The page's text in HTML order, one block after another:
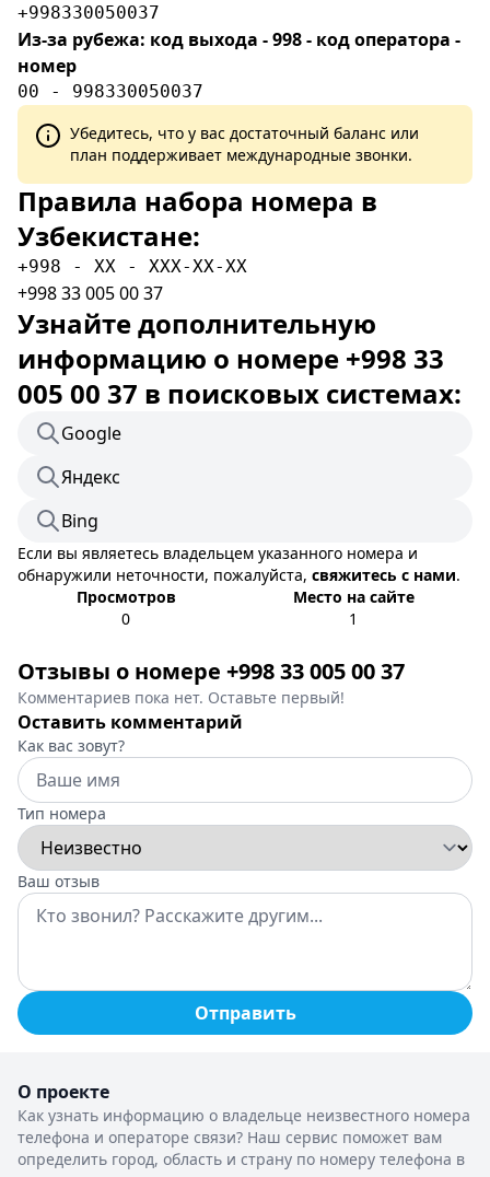
+998330050037
Из-за рубежа: код выхода - 998 - код оператора -
номер
00 - 998330050037
Убедитесь, что у вас достаточный баланс или
план поддерживает международные звонки.
Правила набора номера в
Узбекистане:
+998 - XX - XXX-XX-XX
+998 33 005 00 37
Узнайте дополнительную
информацию о номере +998 33
005 00 37 в поисковых системах:
Google
Яндекс
Bing
Если вы являетесь владельцем указанного номера и
обнаружили неточности, пожалуйста, свяжитесь с нами.
Просмотров
0
Место на сайте
1
Отзывы о номере +998 33 005 00 37
Комментариев пока нет. Оставьте первый!
Оставить комментарий
Как вас зовут?
Тип номера
Ваш отзыв
Отправить
О проекте
Как узнать информацию о владельце неизвестного номера
телефона и операторе связи? Наш сервис поможет вам
определить город, область и страну по номеру телефона в